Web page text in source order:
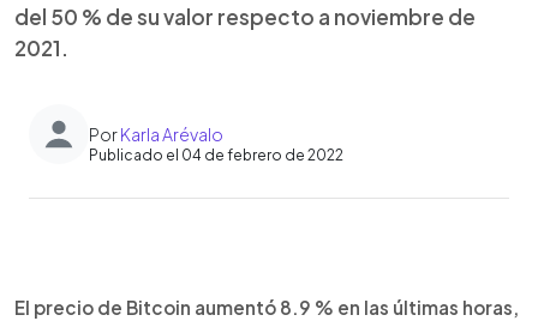
del 50 % de su valor respecto a noviembre de
2021.
PorKarla Arévalo
Publicado el 04 de febrero de 2022
► Escuchar artículo
El precio de Bitcoin aumentó 8.9 % en las últimas horas,